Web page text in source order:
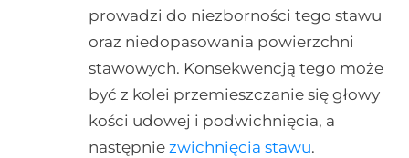
prowadzi do niezborności tego stawu
oraz niedopasowania powierzchni
stawowych. Konsekwencją tego może
być z kolei przemieszczanie się głowy
kości udowej i podwichnięcia, a
następnie zwichnięcia stawu.